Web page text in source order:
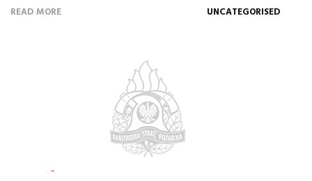
READ MORE UNCATEGORISED